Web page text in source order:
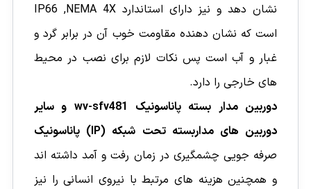
نشان دهد و نیز دارای استاندارد IP66 ,NEMA 4X
است که نشان دهنده مقاومت خوب آن در برابر گرد و
غبار و آب است پس نکات لازم برای نصب در محیط
های خارجی را دارد.
دوربین مدار بسته پاناسونیک wv-sfv481 و سایر
دوربین های مداربسته تحت شبکه (IP) پاناسونیک
صرفه جویی چشمگیری در زمان رفت و آمد داشته اند
و همچنین هزینه های مرتبط با نیروی انسانی را نیز